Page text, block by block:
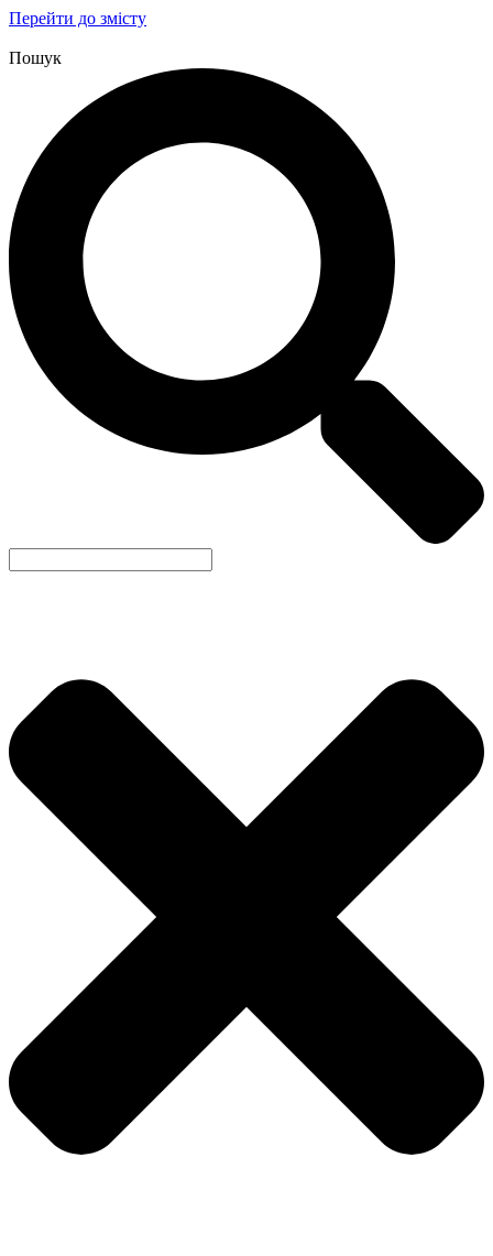
Перейти до змісту
Пошук